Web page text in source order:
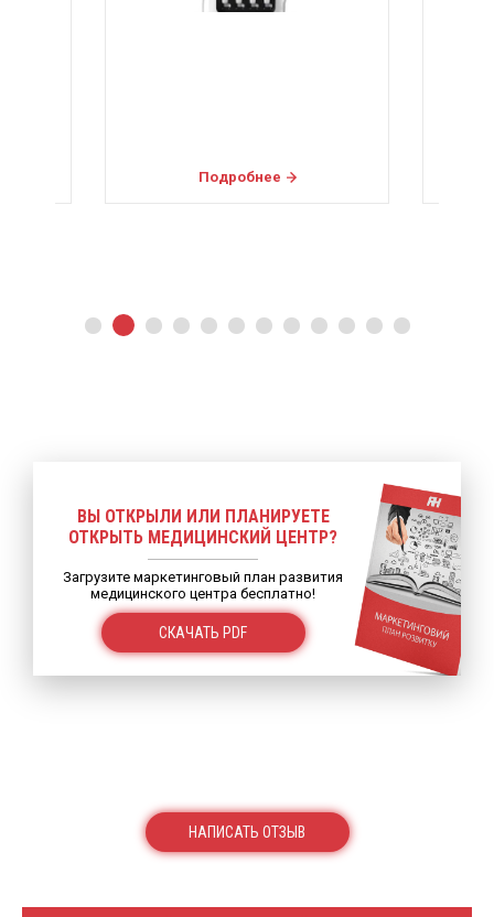
Подробнее
ВЫ ОТКРЫЛИ ИЛИ ПЛАНИРУЕТЕ
ОТКРЫТЬ МЕДИЦИНСКИЙ ЦЕНТР?
Загрузите маркетинговый план развития
медицинского центра бесплатно!
СКАЧАТЬ PDF
НАПИСАТЬ ОТЗЫВ